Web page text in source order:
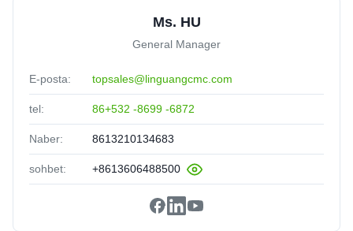
Ms. HU
General Manager
E-posta: topsales@linguangcmc.com
tel: 86+532 -8699 -6872
Naber: 8613210134683
sohbet: +8613606488500